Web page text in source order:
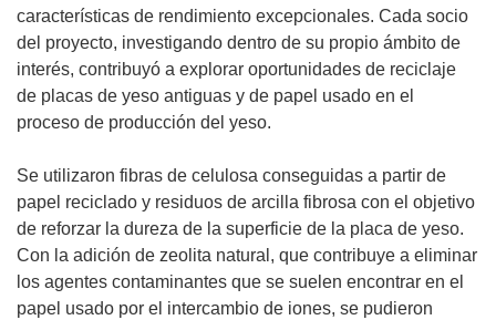
características de rendimiento excepcionales. Cada socio
del proyecto, investigando dentro de su propio ámbito de
interés, contribuyó a explorar oportunidades de reciclaje
de placas de yeso antiguas y de papel usado en el
proceso de producción del yeso.
Se utilizaron fibras de celulosa conseguidas a partir de
papel reciclado y residuos de arcilla fibrosa con el objetivo
de reforzar la dureza de la superficie de la placa de yeso.
Con la adición de zeolita natural, que contribuye a eliminar
los agentes contaminantes que se suelen encontrar en el
papel usado por el intercambio de iones, se pudieron